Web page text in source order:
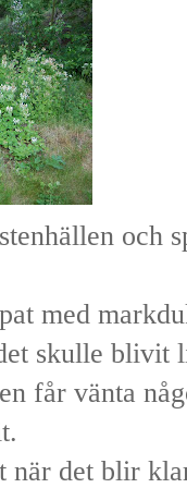
och
med
skulle blivit
får vänta
när det blir